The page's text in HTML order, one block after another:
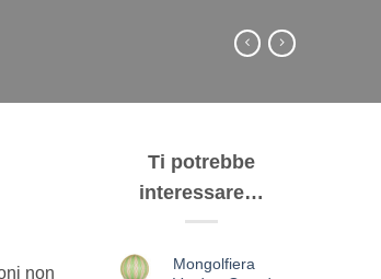
non
Ti potrebbe
interessare…
Mongolfiera